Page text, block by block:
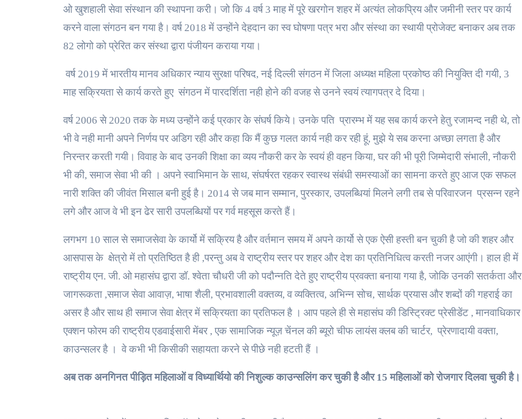
ओ खुशहाली सेवा संस्थान की स्थापना करी। जो कि 4 वर्ष 3 माह में पूरे खरगोन शहर में अत्यंत लोकप्रिय और जमीनी स्तर पर कार्य
करने वाला संगठन बन गया है। वर्ष 2018 में उन्होंने देहदान का स्व घोषणा पत्र भरा और संस्था का स्थायी प्रोजेक्ट बनाकर अब तक
82 लोगो को प्रेरित कर संस्था द्वारा पंजीयन कराया गया।
वर्ष 2019 में भारतीय मानव अधिकार न्याय सुरक्षा परिषद, नई दिल्ली संगठन में जिला अध्यक्ष महिला प्रकोष्ठ की नियुक्ति दी गयी, 3
माह सक्रियता से कार्य करते हुए संगठन में पारदर्शिता नही होने की वजह से उनने स्वयं त्यागपत्र दे दिया।
वर्ष 2006 से 2020 तक के मध्य उन्होंने कई प्रकार के संघर्ष किये। उनके पति प्रारम्भ में यह सब कार्य करने हेतु रजामन्द नही थे, तो
भी वे नही मानी अपने निर्णय पर अडिग रही और कहा कि मैं कुछ गलत कार्य नही कर रही हूं, मुझे ये सब करना अच्छा लगता है और
निरन्तर करती गयी। विवाह के बाद उनकी शिक्षा का व्यय नौकरी कर के स्वयं ही वहन किया, घर की भी पूरी जिम्मेदारी संभाली, नौकरी
भी की, समाज सेवा भी की । अपने स्वाभिमान के साथ, संघर्षरत रहकर स्वास्थ संबंधी समस्याओं का सामना करते हुए आज एक सफल
नारी शक्ति की जीवंत मिसाल बनी हुई है। 2014 से जब मान सम्मान, पुरस्कार, उपलब्धियां मिलने लगी तब से परिवारजन प्रसन्न रहने
लगे और आज वे भी इन ढेर सारी उपलब्धियों पर गर्व महसूस करते हैं।
लगभग 10 साल से समाजसेवा के कार्यो में सक्रिय है और वर्तमान समय में अपने कार्यो से एक ऐसी हस्ती बन चुकी है जो की शहर और
आसपास के क्षेत्रो में तो प्रतिष्ठित है ही ,परन्तु अब वे राष्ट्रीय स्तर पर शहर और देश का प्रतिनिधित्व करती नजर आएंगी। हाल ही में
राष्ट्रीय एन. जी. ओ महासंघ द्वारा डॉ. श्वेता चौधरी जी को पदौन्नति देते हुए राष्ट्रीय प्रवक्ता बनाया गया है, जोकि उनकी सतर्कता और
जागरूकता ,समाज सेवा आवाज़, भाषा शैली, प्रभावशाली वक्तव्य, व व्यक्तित्व, अभिन्न सोच, सार्थक प्रयास और शब्दों की गहराई का
असर है और साथ ही समाज सेवा क्षेत्र में सक्रियता का प्रतिफल है । आप पहले ही से महासंघ की डिस्ट्रिक्ट प्रेसीडेंट , मानवाधिकार
एक्शन फोरम की राष्ट्रीय एडवाईसारी मेंबर , एक सामाजिक न्यूज़ चेंनल की ब्यूरो चीफ लायंस क्लब की चार्टर, प्रेरणादायी वक्ता,
काउन्सलर है । वे कभी भी किसीकी सहायता करने से पीछे नही हटती हैं ।
अब तक अनगिनत पीड़ित महिलाओं व विध्यार्थियो की निशुल्क काउन्सलिंग कर चुकी है और15 महिलाओं को रोजगार दिलवा चुकी है।